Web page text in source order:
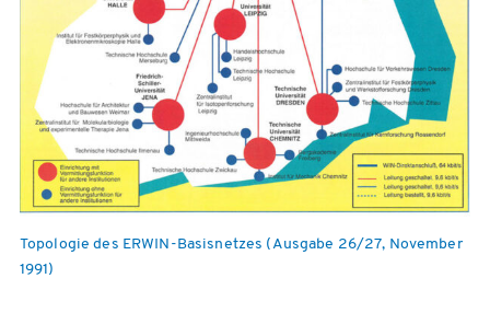
Topologie des ERWIN-Basisnetzes (Ausgabe 26/27, November
1991)